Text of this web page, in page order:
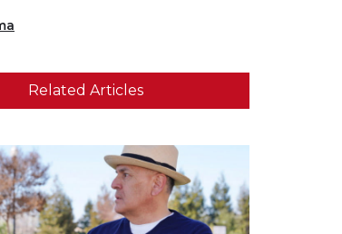
Related Articles